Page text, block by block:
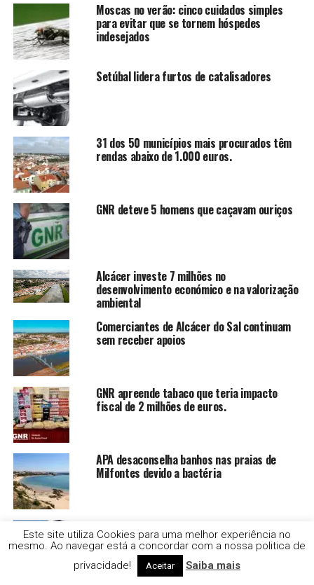
Moscas no verão: cinco cuidados simples
para evitar que se tornem hóspedes
indesejados
Setúbal lidera furtos de catalisadores
31 dos 50 municípios mais procurados têm
rendas abaixo de 1.000 euros.
GNR deteve 5 homens que caçavam ouriços
Alcácer investe 7 milhões no
desenvolvimento económico e na valorização
ambiental
Comerciantes de Alcácer do Sal continuam
sem receber apoios
GNR apreende tabaco que teria impacto
fiscal de 2 milhões de euros.
APA desaconselha banhos nas praias de
Milfontes devido a bactéria
Homem morre nas urgências do Hospital de
Évora. Família faz queixa e diz que houve
negligência.
Este site utiliza Cookies para uma melhor experiência no
mesmo. Ao navegar está a concordar com a nossa politica de
privacidade!
Aceitar Saiba mais